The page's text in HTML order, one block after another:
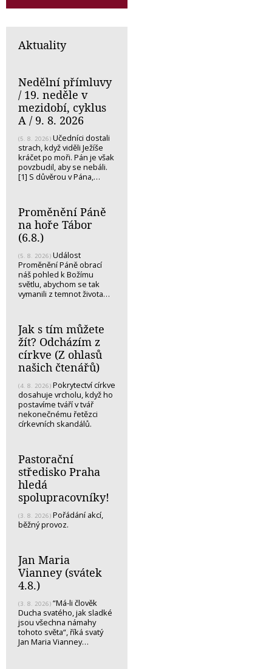
Aktuality
Nedělní přímluvy
/ 19. neděle v
mezidobí, cyklus
A / 9. 8. 2026
(5. 8. 2026) Učedníci dostali
strach, když viděli Ježíše
kráčet po moři. Pán je však
povzbudil, aby se nebáli.
[1] S důvěrou v Pána,…
Proměnění Páně
na hoře Tábor
(6.8.)
(5. 8. 2026) Událost
Proměnění Páně obrací
náš pohled k Božímu
světlu, abychom se tak
vymanili z temnot života…
Jak s tím můžete
žít? Odcházím z
církve (Z ohlasů
našich čtenářů)
(4. 8. 2026) Pokrytectví církve
dosahuje vrcholu, když ho
postavíme tváří v tvář
nekonečnému řetězci
církevních skandálů.
Pastorační
středisko Praha
hledá
spolupracovníky!
(3. 8. 2026) Pořádání akcí,
běžný provoz.
Jan Maria
Vianney (svátek
4.8.)
(3. 8. 2026) “Má-li člověk
Ducha svatého, jak sladké
jsou všechna námahy
tohoto světa“, říká svatý
Jan Maria Vianney…